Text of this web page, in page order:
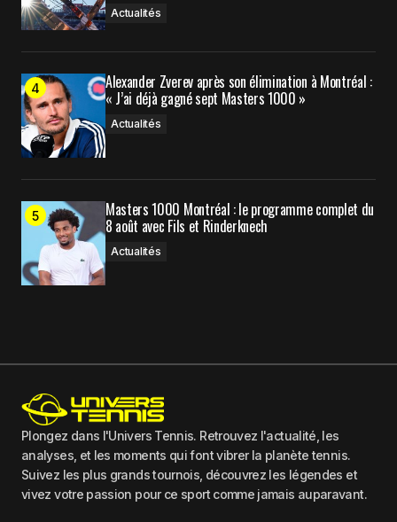
Actualités
Alexander Zverev après son élimination à Montréal :
« J’ai déjà gagné sept Masters 1000 »
Actualités
Masters 1000 Montréal : le programme complet du
8 août avec Fils et Rinderknech
Actualités
Plongez dans l'Univers Tennis. Retrouvez l'actualité, les
analyses, et les moments qui font vibrer la planète tennis.
Suivez les plus grands tournois, découvrez les légendes et
vivez votre passion pour ce sport comme jamais auparavant.